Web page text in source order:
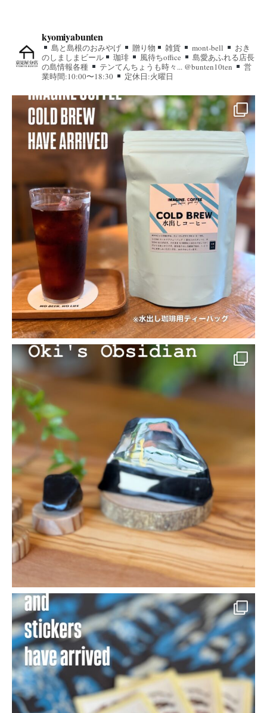
kyomiyabunten
島と島根のおみやげ 贈り物 雑貨 mont-bell
おき
のしましまビール
珈琲 風待ちoffice
島愛あふれる店長
の島情報各種
テンてんちょうも時々... @bunten10ten
営
業時間:10:00〜18:30
定休日:火曜日